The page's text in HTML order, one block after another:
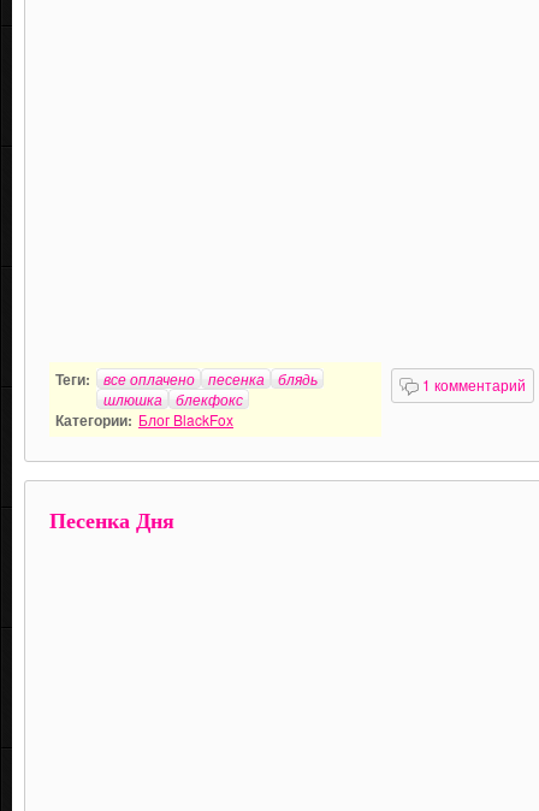
Теги: все оплачено песенка
блядь
шлюшка
блекфокс
Категории: Блог BlackFox
1 комментарий
Песенка Дня